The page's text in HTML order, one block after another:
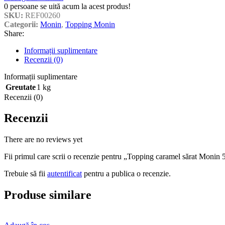
0 persoane se uită acum la acest produs!
SKU: REF00260
Categorii: Monin, Topping Monin
Share:
Informații suplimentare
Recenzii (0)
Informații suplimentare
Greutate1 kg
Recenzii (0)
Recenzii
There are no reviews yet
Fii primul care scrii o recenzie pentru „Topping caramel sărat Monin
Trebuie să fii autentificat pentru a publica o recenzie.
Produse similare